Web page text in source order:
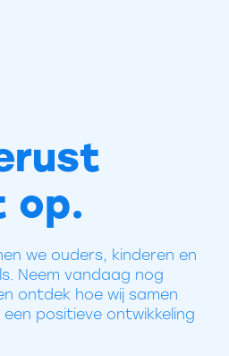
op.
we ouders, kinderen en
Neem vandaag nog
ontdek hoe wij samen
positieve ontwikkeling